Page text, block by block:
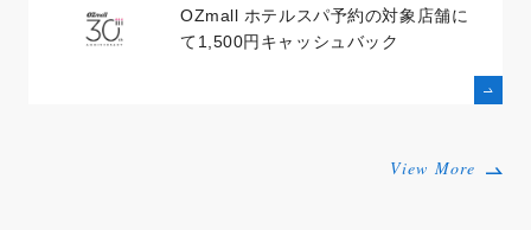
OZmall ホテルスパ予約の対象店舗に
て1,500円キャッシュバック
View More